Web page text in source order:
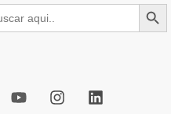
Botón de